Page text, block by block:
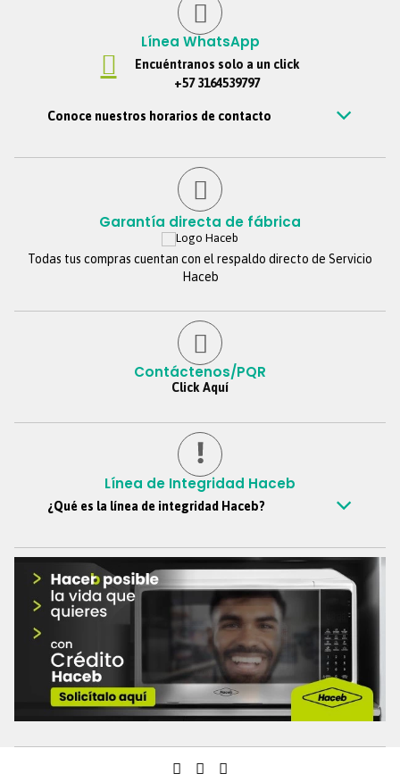
Línea WhatsApp
Encuéntranos solo a un click
+57 3164539797
Conoce nuestros horarios de contacto
am a 6 pm, Jornada continua. Domingos y festivos no se tendrá
atención. Si nos escribes por fuera de este horario, te
contestaremos tan pronto estemos de regreso.
Garantía directa de fábrica
Todas tus compras cuentan con el respaldo directo de Servicio
Haceb
Contáctenos/PQR
Click Aquí
Línea de Integridad Haceb
¿Qué es la línea de integridad Haceb?
clientes, proveedores, personas externas y demás grupos de
interés, pueden reportar de manera anónima si así lo desean,
situaciones y comportamientos que vayan en contra de los
principios y valores de Haceb, este canal nos ayuda a soportar la
cultura ética de la organización y se ciñe a las buenas prácticas de
gobierno corporativo.
018000-51-69-39
Formulario web
https://reporte.lineatransparencia.co/haceb
Correo electrónico:Lineadeintegridad@haceb.com